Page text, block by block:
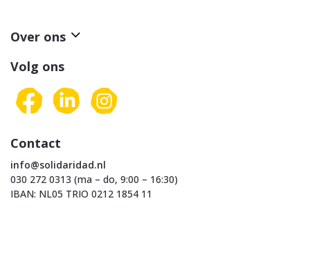
Over ons
Volg ons
Contact
info@solidaridad.nl
030 272 0313 (ma – do, 9:00 – 16:30)
IBAN: NL05 TRIO 0212 1854 11